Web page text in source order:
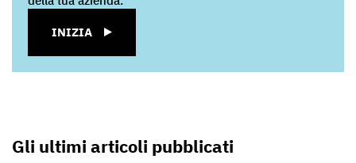
INIZIA
Gli ultimi articoli pubblicati